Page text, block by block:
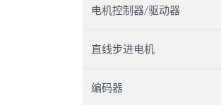
电机控制器/驱动器
直线步进电机
编码器